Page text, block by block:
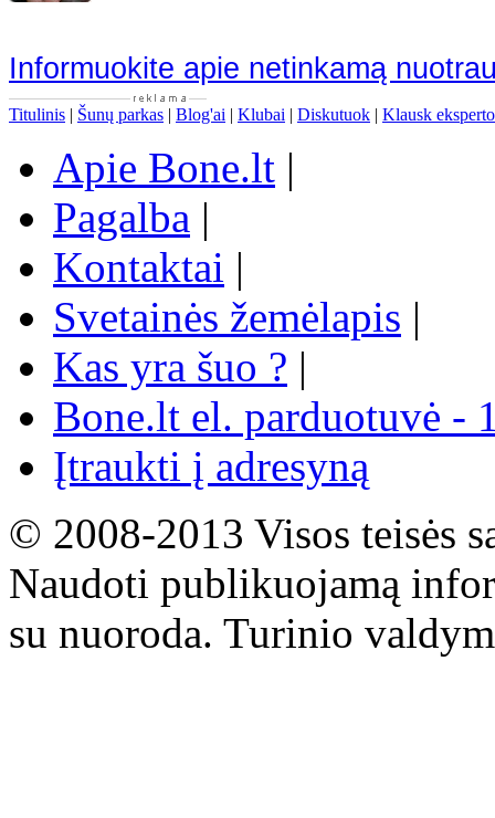
Informuokite apie netinkamą
Titulinis | Šunų parkas | Blog'ai | Klubai | Diskutuok | Klausk eksperto
Apie Bone.lt |
Pagalba |
Kontaktai |
Svetainės žemėlapis |
Kas yra šuo ? |
Bone.lt el. parduotuvė -
Įtraukti į adresyną
© 2008-2013 Visos teisės
Naudoti publikuojamą
su nuoroda. Turinio